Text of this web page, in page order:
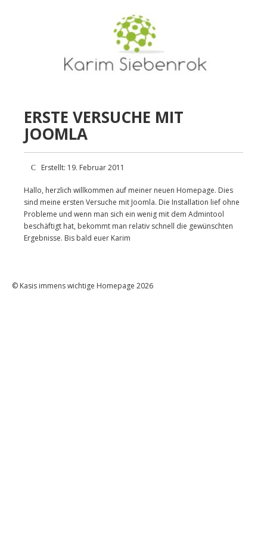
ERSTE VERSUCHE MIT
JOOMLA
Erstellt: 19. Februar 2011
Hallo, herzlich willkommen auf meiner neuen Homepage. Dies
sind meine ersten Versuche mit Joomla. Die Installation lief ohne
Probleme und wenn man sich ein wenig mit dem Admintool
beschäftigt hat, bekommt man relativ schnell die gewünschten
Ergebnisse. Bis bald euer Karim
© Kasis immens wichtige Homepage 2026